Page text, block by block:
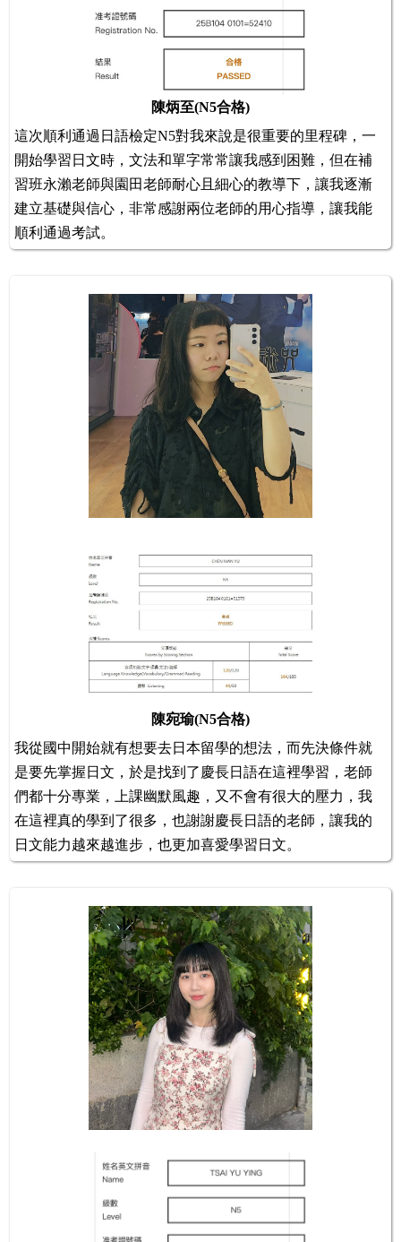
陳炳至(N5合格)
這次順利通過日語檢定N5對我來說是很重要的里程碑，一
開始學習日文時，文法和單字常常讓我感到困難，但在補
習班永瀨老師與園田老師耐心且細心的教導下，讓我逐漸
建立基礎與信心，非常感謝兩位老師的用心指導，讓我能
順利通過考試。
陳宛瑜(N5合格)
我從國中開始就有想要去日本留學的想法，而先決條件就
是要先掌握日文，於是找到了慶長日語在這裡學習，老師
們都十分專業，上課幽默風趣，又不會有很大的壓力，我
在這裡真的學到了很多，也謝謝慶長日語的老師，讓我的
日文能力越來越進步，也更加喜愛學習日文。